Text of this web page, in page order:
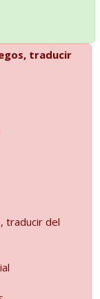
traducir
traducir del